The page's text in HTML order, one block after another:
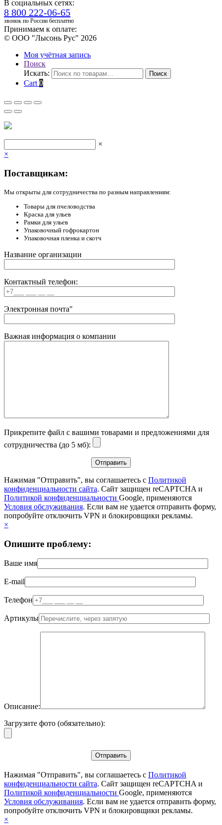
В социальных сетях:
8 800 222-06-65
звонок по России бесплатно
Принимаем к оплате:
© ООО "Лысонь Рус" 2026
Моя учётная запись
Поиск
Искать:
Поиск
Cart0
×
×
Поставщикам:
Мы открыты для сотрудничества по разным направлениям:
Товары для пчеловодства
Краска для ульев
Рамки для ульев
Упаковочный гофрокартон
Упаковочная пленка и скотч
Название организации
Контактный телефон:
Электронная почта"
Важная информация о компании
Прикрепите файл с вашими товарами и предложениями для
сотрудничества (до 5 мб):
Нажимая "Отправить", вы соглашаетесь с Политикой
конфиденциальности сайта. Сайт защищен reCAPTCHA и
Политикой конфиденциальности Google, применяются
Условия обслуживания. Если вам не удается отправить форму,
попробуйте отключить VPN и блокировщики рекламы.
×
Опишите проблему:
Ваше имя
E-mail
Телефон
Артикулы
Описание:
Загрузите фото (обязательно):
Нажимая "Отправить", вы соглашаетесь с Политикой
конфиденциальности сайта. Сайт защищен reCAPTCHA и
Политикой конфиденциальности Google, применяются
Условия обслуживания. Если вам не удается отправить форму,
попробуйте отключить VPN и блокировщики рекламы.
×